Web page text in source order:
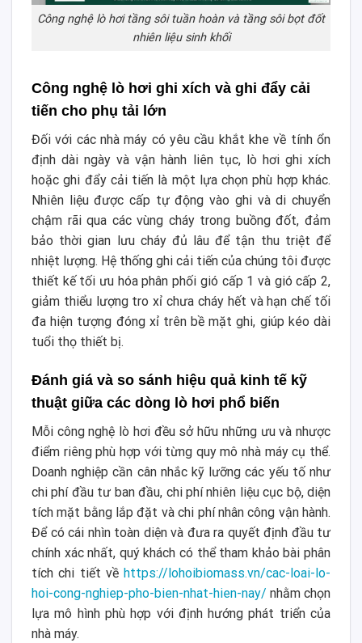
Công nghệ lò hơi tầng sôi tuần hoàn và tầng sôi bọt đốt
nhiên liệu sinh khối
Công nghệ lò hơi ghi xích và ghi đẩy cải
tiến cho phụ tải lớn
Đối với các nhà máy có yêu cầu khắt khe về tính ổn
định dài ngày và vận hành liên tục, lò hơi ghi xích
hoặc ghi đẩy cải tiến là một lựa chọn phù hợp khác.
Nhiên liệu được cấp tự động vào ghi và di chuyển
chậm rãi qua các vùng cháy trong buồng đốt, đảm
bảo thời gian lưu cháy đủ lâu để tận thu triệt để
nhiệt lượng. Hệ thống ghi cải tiến của chúng tôi được
thiết kế tối ưu hóa phân phối gió cấp 1 và gió cấp 2,
giảm thiểu lượng tro xỉ chưa cháy hết và hạn chế tối
đa hiện tượng đóng xỉ trên bề mặt ghi, giúp kéo dài
tuổi thọ thiết bị.
Đánh giá và so sánh hiệu quả kinh tế kỹ
thuật giữa các dòng lò hơi phổ biến
Mỗi công nghệ lò hơi đều sở hữu những ưu và nhược
điểm riêng phù hợp với từng quy mô nhà máy cụ thể.
Doanh nghiệp cần cân nhắc kỹ lưỡng các yếu tố như
chi phí đầu tư ban đầu, chi phí nhiên liệu cục bộ, diện
tích mặt bằng lắp đặt và chi phí nhân công vận hành.
Để có cái nhìn toàn diện và đưa ra quyết định đầu tư
chính xác nhất, quý khách có thể tham khảo bài phân
tích chi tiết về https://lohoibiomass.vn/cac-loai-lo-
hoi-cong-nghiep-pho-bien-nhat-hien-nay/ nhằm chọn
lựa mô hình phù hợp với định hướng phát triển của
nhà máy.